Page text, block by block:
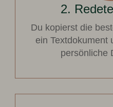
2.
Du kopierst die
ein Textdokument
persönliche